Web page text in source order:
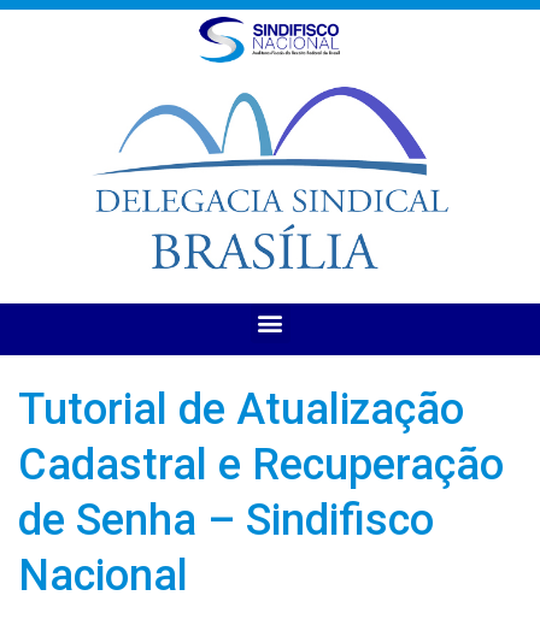
Tutorial de Atualização
Cadastral e Recuperação
de Senha – Sindifisco
Nacional